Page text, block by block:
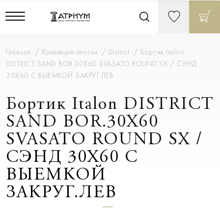
Главная Коллекции плитки District
Бортик Italon
DISTRICT SAND BOR.30X60 SVASATO ROUND SX / СЭНД
30X60 С ВЫЕМКОЙ ЗАКРУГ.ЛЕВ
Бортик Italon DISTRICT
SAND BOR.30X60
SVASATO ROUND SX /
СЭНД 30X60 С
ВЫЕМКОЙ
ЗАКРУГ.ЛЕВ